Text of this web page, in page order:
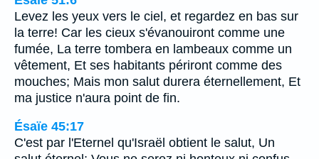
Levez les yeux vers le ciel, et regardez en bas sur
la terre! Car les cieux s'évanouiront comme une
fumée, La terre tombera en lambeaux comme un
vêtement, Et ses habitants périront comme des
mouches; Mais mon salut durera éternellement, Et
ma justice n'aura point de fin.
Ésaïe 45:17
C'est par l'Eternel qu'Israël obtient le salut, Un